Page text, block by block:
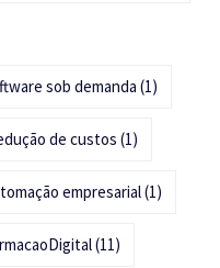
sob demanda (1)
de custos (1)
empresarial(1)
(11)